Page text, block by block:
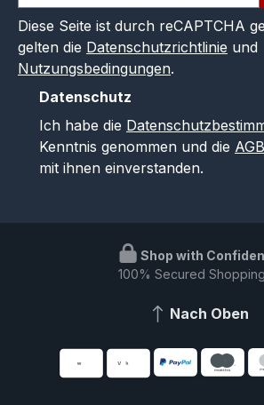
Diese Seite ist durch reCAPTCHA
gelten die Datenschutzrichtlinie und
Nutzungsbedingungen.
Datenschutz
Ich habe die
Kenntnis genommen und die AGB
mit ihnen einverstanden.
Shop with
100% Secured Shopping
Nach Oben